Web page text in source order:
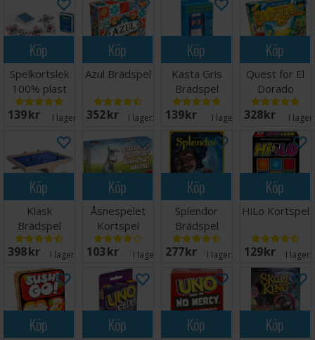
Köp
Spelkortslek
100% plast
139 SEK I lager: 13
Köp
Azul Brädspel
352 SEK I lager: 20+
Köp
Kasta Gris
Brädspel
139 SEK I lager: 6
Köp
Quest for El
Dorado
Brädspel
328 SEK I
Köp
Klask
Brädspel
398 SEK I lager: 20+
Köp
Åsnespelet
Kortspel
103 SEK I lager: 1
Köp
Splendor
Brädspel
277 SEK I lager: 20+
Köp
HiLo Kortspel
129 SEK I lager:
Köp Köp Köp Köp